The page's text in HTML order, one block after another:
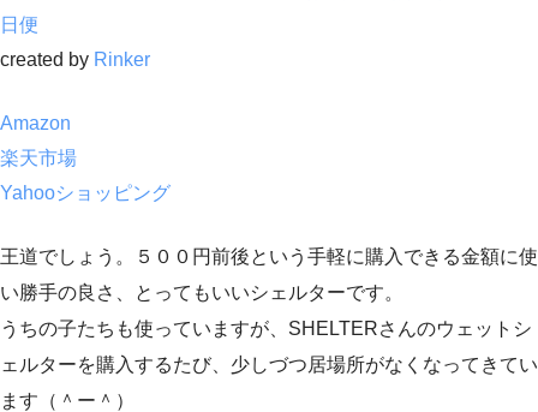
日便
created by Rinker
Amazon
楽天市場
Yahooショッピング
王道でしょう。５００円前後という手軽に購入できる金額に使
い勝手の良さ、とってもいいシェルターです。
うちの子たちも使っていますが、SHELTERさんのウェットシ
ェルターを購入するたび、少しづつ居場所がなくなってきてい
ます（＾ー＾）